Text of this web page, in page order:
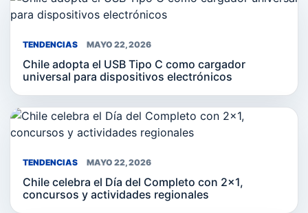
TENDENCIAS MAYO 22, 2026
Chile adopta el USB Tipo C como cargador
universal para dispositivos electrónicos
TENDENCIAS MAYO 22, 2026
Chile celebra el Día del Completo con 2×1,
concursos y actividades regionales